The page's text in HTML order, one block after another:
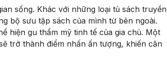
sống. Khác với những loại tủ sách truyền
bộ sưu tập sách của mình từ bên ngoài.
hiện gu thẩm mỹ tinh tế của gia chủ. Một
trở thành điểm nhấn ấn tượng, khiến căn